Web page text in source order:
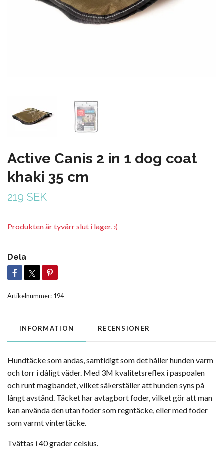
Active Canis 2 in 1 dog coat
khaki 35 cm
219 SEK
Produkten är tyvärr slut i lager. :(
Dela
Artikelnummer: 194
INFORMATION RECENSIONER
Hundtäcke som andas, samtidigt som det håller hunden varm
och torr i dåligt väder. Med 3M kvalitetsreflex i paspoalen
och runt magbandet, vilket säkerställer att hunden syns på
långt avstånd. Täcket har avtagbort foder, vilket gör att man
kan använda den utan foder som regntäcke, eller med foder
som varmt vintertäcke.
Tvättas i 40 grader celsius.